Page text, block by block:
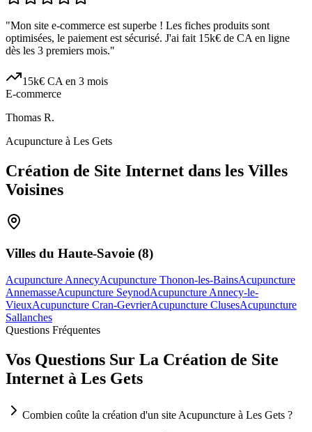
"Mon site e-commerce est superbe ! Les fiches produits sont
optimisées, le paiement est sécurisé. J'ai fait 15k€ de CA en ligne
dès les 3 premiers mois."
15k€ CA en 3 mois
E-commerce
Thomas R.
Acupuncture à Les Gets
Création de Site Internet dans les Villes
Voisines
Villes du Haute-Savoie (8)
Acupuncture AnnecyAcupuncture Thonon-les-BainsAcupuncture
AnnemasseAcupuncture SeynodAcupuncture Annecy-le-
VieuxAcupuncture Cran-GevrierAcupuncture ClusesAcupuncture
Sallanches
Questions Fréquentes
Vos Questions Sur La Création de Site
Internet à Les Gets
Combien coûte la création d'un site Acupuncture à Les Gets ?